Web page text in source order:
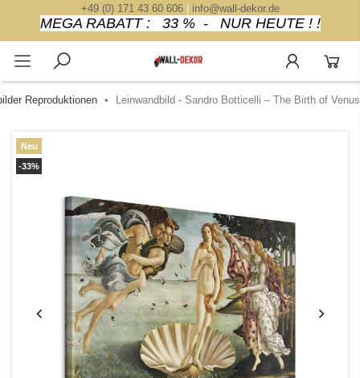
+49 (0) 171 43 60 606| info@wall-dekor.de
MEGA RABATT : 33 % - NUR HEUTE ! !
Reproduktionen Leinwandbild - Sandro Botticelli – The Birth of Venus
-33%
Neu